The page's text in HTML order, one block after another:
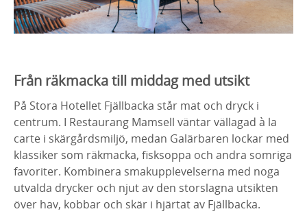
Från räkmacka till middag med utsikt
På Stora Hotellet Fjällbacka står mat och dryck i
centrum. I Restaurang Mamsell väntar vällagad à la
carte i skärgårdsmiljö, medan Galärbaren lockar med
klassiker som räkmacka, fisksoppa och andra somriga
favoriter. Kombinera smakupplevelserna med noga
utvalda drycker och njut av den storslagna utsikten
över hav, kobbar och skär i hjärtat av Fjällbacka.